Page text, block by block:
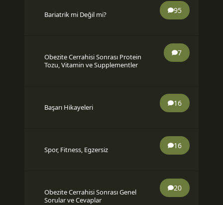
Bariatrik mi Değil mi? 95
Obezite Cerrahisi Sonrası Protein
Tozu, Vitamin ve Supplementler
7
Başarı Hikayeleri 16
Spor, Fitness, Egzersiz 16
Obezite Cerrahisi Sonrası Genel
Sorular ve Cevaplar
20